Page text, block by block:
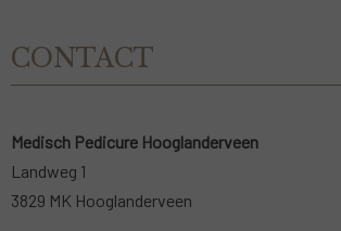
CONTACT
Medisch Pedicure Hooglanderveen
Landweg 1
3829 MK Hooglanderveen